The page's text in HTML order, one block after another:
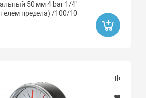
50 мм 4 bar 1/4"
предела) /100/10